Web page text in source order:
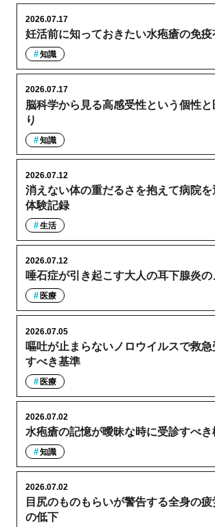
妊活前に知っておきたい水疱瘡の免
2026.07.17
知識
脳科学から見る高感受性という個性
り
2026.07.17
知識
消えない体の重だるさを抱えて病院
体験記録
2026.07.12
生活
唾石症が引き起こす大人の耳下腺炎
2026.07.12
医療
嘔吐が止まらないノロウイルスで救
すべき基準
2026.07.05
医療
水疱瘡の記憶が曖昧な時に受診すべ
2026.07.02
知識
目尻のものもらいが警告する全身の
の低下
2026.07.02